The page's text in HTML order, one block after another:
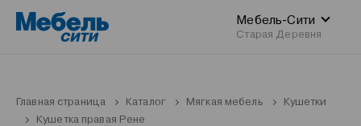
Мебель-Сити
Старая Деревня
Главная страница Каталог Мягкая мебель
Кушетки
Кушетка правая Рене